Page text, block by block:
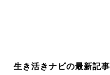
生き活きナビの最新記事